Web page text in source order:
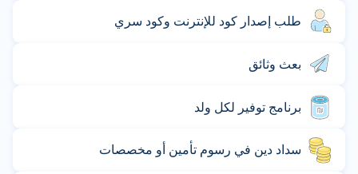
طلب إصدار كود للإنترنت وكود سري
بعث وثائق
برنامج توفير لكل ولد
سداد دين في رسوم تأمين أو مخصصات